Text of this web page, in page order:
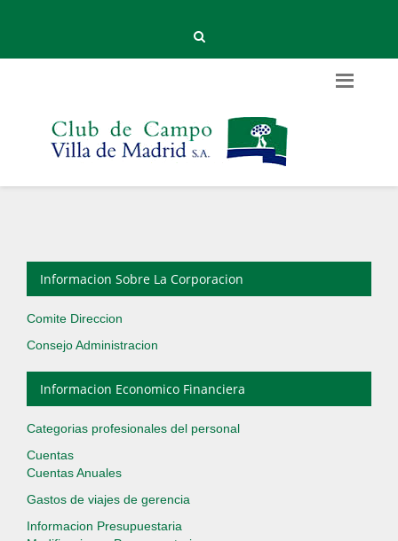
Informacion Sobre La Corporacion
Comite Direccion
Consejo Administracion
Informacion Economico Financiera
Categorias profesionales del personal
Cuentas
Cuentas Anuales
Gastos de viajes de gerencia
Informacion Presupuestaria